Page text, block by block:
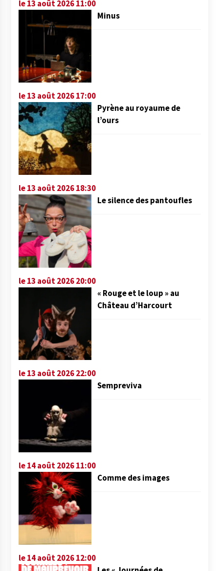
le 13 août 2026 11:00
Minus
le 13 août 2026 17:00
Pyrène au royaume de
l’ours
le 13 août 2026 18:30
Le silence des pantoufles
le 13 août 2026 20:00
« Rouge et le loup » au
Château d’Harcourt
le 13 août 2026 22:00
Sempreviva
le 14 août 2026 11:00
Comme des images
le 14 août 2026 12:00